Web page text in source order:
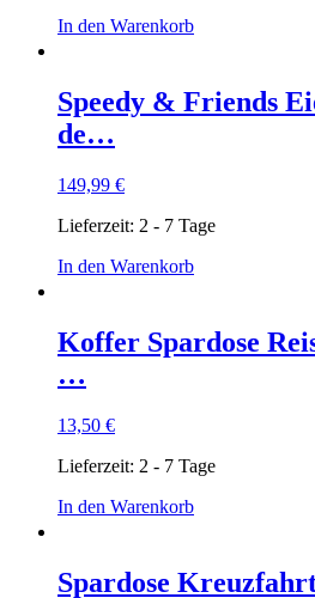
In den Warenkorb
Speedy & Friends
de…
149,99 €
Lieferzeit: 2 - 7 Tage
In den Warenkorb
Koffer Spardose
…
13,50 €
Lieferzeit: 2 - 7 Tage
In den Warenkorb
Spardose